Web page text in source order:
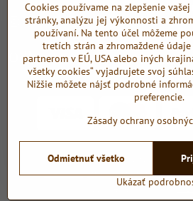
Instagram Youtube
Odkazy
©
Predvoľby súkromiaZásady
Vytvorené pomocou:
Cookies používame na zlepšenie
stránky, analýzu jej výkonnosti a
používaní. Na tento účel môžeme
tretích strán a zhromaždené
partnerom v EÚ, USA alebo iných
všetky cookies“ vyjadrujete svoj
Nižšie môžete nájsť podrobné
preferencie.
Zásady ochrany
Ukázať
Odmietnuť všetko